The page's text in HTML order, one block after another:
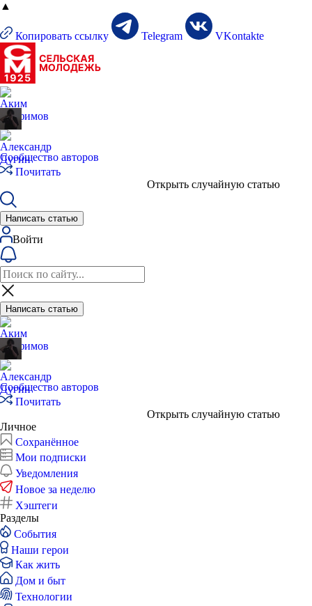
▲
Копировать ссылку Telegram VKontakte
Сообщество авторов
Почитать
Открыть случайную статью
Написать статью
Войти
Написать статью
Сообщество авторов
Почитать
Открыть случайную статью
Личное
Сохранённое
Мои подписки
Уведомления
Новое за неделю
Хэштеги
Разделы
События
Наши герои
Как жить
Дом и быт
Технологии